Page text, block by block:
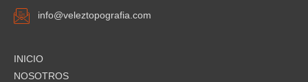
info@veleztopografia.com
INICIO
NOSOTROS